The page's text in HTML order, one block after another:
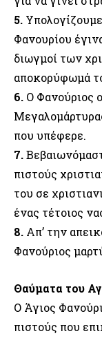
5.
Φανουρίου
διωγμοί των
αποκορύφωμά
6. Ο Φανούριος
που υπέφερε.
7.
πιστούς
του σε
ένας τέτοιος
8. Απ’ την
Φανούριος
Θαύματα του
Ο Άγιος
πιστούς που